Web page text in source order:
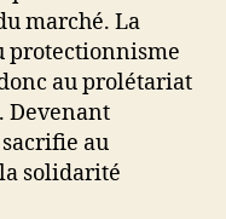
marché. La
protectionnisme
au prolétariat
Devenant
au
solidarité